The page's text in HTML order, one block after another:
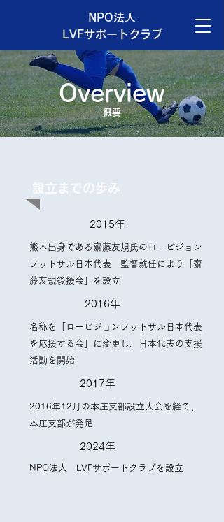
NPO法人
LVFサポートクラブ
Overview
​概要
設立までの歩み
2015年
熊本出身である齋藤友規氏のロービジョン
フットサル日本代表 監督就任により「齋
藤友規後援会」を設立
2016年
名称を「ロービジョンフットサル日本代表
を応援する会」に変更し、日本代表の支援
活動を開始
2017年
2016年12月の本庄支部設立大会を経て、
本庄支部が発足
2024年
NPO法人 LVFサポートクラブを設立